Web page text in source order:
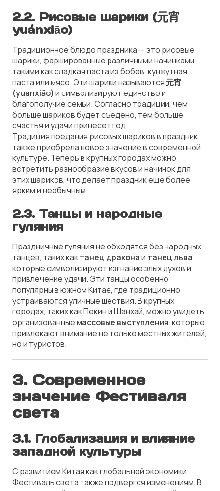
2.2. Рисовые шарики (元宵
yuánxiāo)
Традиционное блюдо праздника — это рисовые
шарики, фаршированные различными начинками,
такими как сладкая паста из бобов, кунжутная
паста или мясо. Эти шарики называются 元宵
(yuánxiāo) и символизируют единство и
благополучие семьи. Согласно традиции, чем
больше шариков будет съедено, тем больше
счастья и удачи принесет год.
Традиция поедания рисовых шариков в праздник
также приобрела новое значение в современной
культуре. Теперь в крупных городах можно
встретить разнообразие вкусов и начинок для
этих шариков, что делает праздник еще более
ярким и необычным.
2.3. Танцы и народные
гуляния
Праздничные гуляния не обходятся без народных
танцев, таких кактанец драконаи танец льва,
которые символизируют изгнание злых духов и
привлечение удачи. Эти танцы особенно
популярны в южном Китае, где традиционно
устраиваются уличные шествия. В крупных
городах, таких как Пекин и Шанхай, можно увидеть
организованные массовые выступления, которые
привлекают внимание не только местных жителей,
но и туристов.
3. Современное
значение Фестиваля
света
3.1. Глобализация и влияние
западной культуры
С развитием Китая как глобальной экономики
Фестиваль света также подвергся изменениям. В